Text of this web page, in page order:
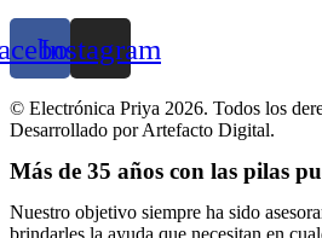
Instagram
© Electrónica Priya 2026. Todos los
Desarrollado por Artefacto Digital.
Más de 35 años con las pilas
Nuestro objetivo siempre ha sido
brindarles la ayuda que necesitan en